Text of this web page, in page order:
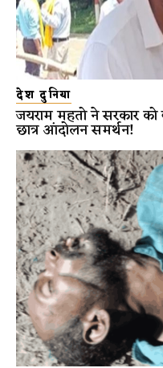
देश दुनिया
जयराम महतो ने सरकार
छात्र आंदोलन समर्थन!